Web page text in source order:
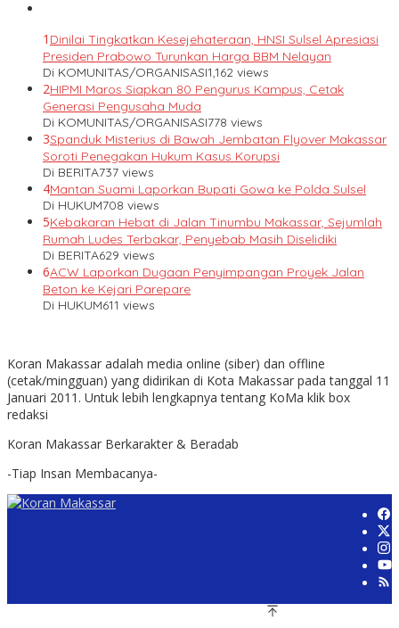
1 Dinilai Tingkatkan Kesejehateraan, HNSI Sulsel Apresiasi
Presiden Prabowo Turunkan Harga BBM Nelayan
Di KOMUNITAS/ORGANISASI1,162 views
2HIPMI Maros Siapkan 80 Pengurus Kampus, Cetak
Generasi Pengusaha Muda
Di KOMUNITAS/ORGANISASI778 views
3Spanduk Misterius di Bawah Jembatan Flyover Makassar
Soroti Penegakan Hukum Kasus Korupsi
Di BERITA737 views
4Mantan Suami Laporkan Bupati Gowa ke Polda Sulsel
Di HUKUM708 views
5Kebakaran Hebat di Jalan Tinumbu Makassar, Sejumlah
Rumah Ludes Terbakar, Penyebab Masih Diselidiki
Di BERITA629 views
6ACW Laporkan Dugaan Penyimpangan Proyek Jalan
Beton ke Kejari Parepare
Di HUKUM611 views
Koran Makassar adalah media online (siber) dan offline
(cetak/mingguan) yang didirikan di Kota Makassar pada tanggal 11
Januari 2011. Untuk lebih lengkapnya tentang KoMa klik box
redaksi
Koran Makassar Berkarakter & Beradab
-Tiap Insan Membacanya-